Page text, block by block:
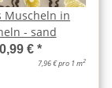
Muscheln in
- sand
€ *
7,96 € pro 1 m2